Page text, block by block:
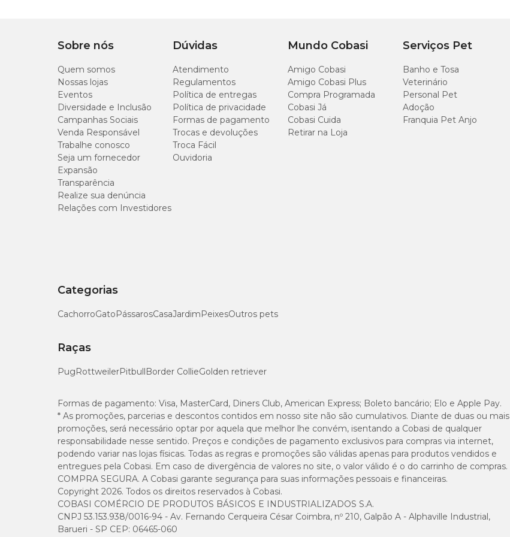
Profundidade:
Transplantio:
25 a 30 dias após a germinação
Espaçamento:
35 cm x 35 cm
Altura:
Sementes por grama:
1.300 a 1.500
Ano todo
Sobre nós
Quem somos
Nossas lojas
Eventos
Diversidade e Inclusão
Campanhas Sociais
Venda Responsável
Trabalhe conosco
Seja um fornecedor
Expansão
Transparência
Realize sua denúncia
Relações com Investidores
Dúvidas
Atendimento
Regulamentos
Política de entregas
Política de privacidade
Formas de pagamento
Trocas e devoluções
Troca Fácil
Ouvidoria
Mundo Cobasi
Amigo Cobasi
Amigo Cobasi Plus
Compra Programada
Cobasi Já
Cobasi Cuida
Retirar na Loja
Serviços Pet
Banho e Tosa
Veterinário
Personal Pet
Adoção
Franquia Pet Anjo
Categorias
CachorroGatoPássarosCasaJardimPeixesOutros pets
Raças
PugRottweilerPitbullBorder CollieGolden retriever
Formas de pagamento: Visa, MasterCard, Diners Club, American Express; Boleto bancário; Elo e Apple Pay.
* As promoções, parcerias e descontos contidos em nosso site não são cumulativos. Diante de duas ou mais
promoções, será necessário optar por aquela que melhor lhe convém, isentando a Cobasi de qualquer
responsabilidade nesse sentido. Preços e condições de pagamento exclusivos para compras via internet,
podendo variar nas lojas físicas. Todas as regras e promoções são válidas apenas para produtos vendidos e
entregues pela Cobasi. Em caso de divergência de valores no site, o valor válido é o do carrinho de compras.
COMPRA SEGURA. A Cobasi garante segurança para suas informações pessoais e financeiras.
Copyright 2026. Todos os direitos reservados à Cobasi.
COBASI COMÉRCIO DE PRODUTOS BÁSICOS E INDUSTRIALIZADOS S.A.
CNPJ 53.153.938/0016-94 - Av. Fernando Cerqueira César Coimbra, nº 210, Galpão A - Alphaville Industrial,
Barueri - SP CEP: 06465-060